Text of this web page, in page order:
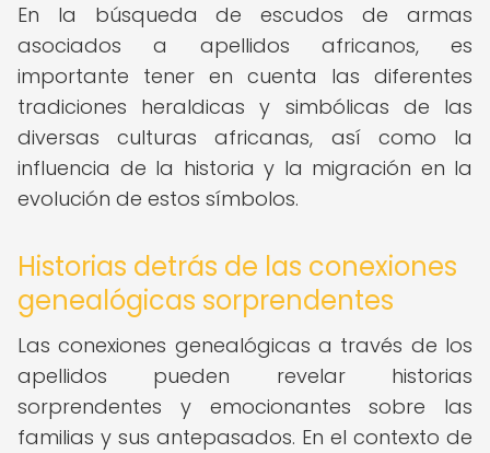
En la búsqueda de escudos de armas
asociados a apellidos africanos, es
importante tener en cuenta las diferentes
tradiciones heraldicas y simbólicas de las
diversas culturas africanas, así como la
influencia de la historia y la migración en la
evolución de estos símbolos.
Historias detrás de las conexiones
genealógicas sorprendentes
Las conexiones genealógicas a través de los
apellidos pueden revelar historias
sorprendentes y emocionantes sobre las
familias y sus antepasados. En el contexto de